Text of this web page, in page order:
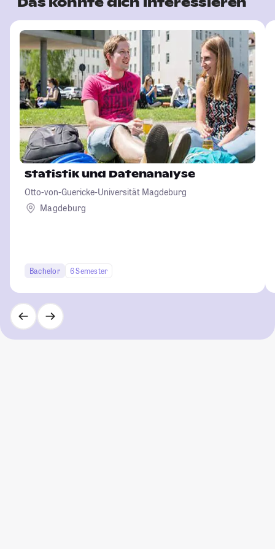
Statistik und Datenanalyse
Otto-von-Guericke-Universität Magdeburg
Magdeburg
Bachelor 6 Semester